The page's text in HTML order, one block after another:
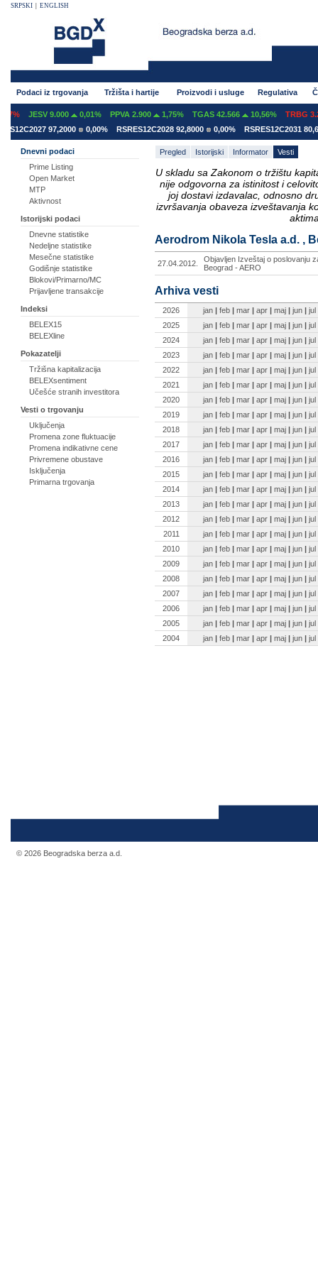
SRPSKI ENGLISH
Podaci iz trgovanja Tržišta i hartije Proizvodi i usluge Regulativa
JESV 9.000 0,01% PPVA 2.900 1,75% TGAS 42.566 10,56%
TRBG
97,2000
0,00% RSRES12C2028 92,8000 0,00% RSRES12C2031
Dnevni podaci
Prime Listing
Open Market
MTP
Aktivnost
Istorijski podaci
Dnevne statistike
Nedeljne statistike
Mesečne statistike
Godišnje statistike
Blokovi/Primarno/MC
Prijavljene transakcije
Indeksi
BELEX15
BELEXline
Pokazatelji
Tržišna kapitalizacija
BELEXsentiment
Učešće stranih investitora
Vesti o trgovanju
Uključenja
Promena zone fluktuacije
Promena indikativne cene
Privremene obustave
Isključenja
Primarna trgovanja
Pregled Istorijski Informator Vesti
U skladu sa Zakonom o tržištu
nije odgovorna za istinitost i
joj dostavi izdavalac, odnosno
izvršavanja obaveza izveštavanja
Aerodrom Nikola Tesla a.d. ,
27.04.2012.
Objavljen Izveštaj o poslovanju
Beograd - AERO
Arhiva vesti
2026 jan | feb | mar | apr | maj | jun | jul
2025
jan | feb | mar | apr | maj | jun | jul
2024
jan | feb | mar | apr | maj | jun | jul
2023
jan | feb | mar | apr | maj | jun | jul
2022
jan | feb | mar | apr | maj | jun | jul
2021
jan | feb | mar | apr | maj | jun | jul
2020
jan | feb | mar | apr | maj | jun | jul
2019
jan | feb | mar | apr | maj | jun | jul
2018
jan | feb | mar | apr | maj | jun | jul
2017
jan | feb | mar | apr | maj | jun | jul
2016
jan | feb | mar | apr | maj | jun | jul
2015
jan | feb | mar | apr | maj | jun | jul
2014
jan | feb | mar | apr | maj | jun | jul
2013
jan | feb | mar | apr | maj | jun | jul
2012
jan | feb | mar | apr | maj | jun | jul
2011
jan | feb | mar | apr | maj | jun | jul
2010
jan | feb | mar | apr | maj | jun | jul
2009
jan | feb | mar | apr | maj | jun | jul
2008
jan | feb | mar | apr | maj | jun | jul
2007
jan | feb | mar | apr | maj | jun | jul
2006
jan | feb | mar | apr | maj | jun | jul
2005
jan | feb | mar | apr | maj | jun | jul
2004
jan | feb | mar | apr | maj | jun | jul
© 2026 Beogradska berza a.d.